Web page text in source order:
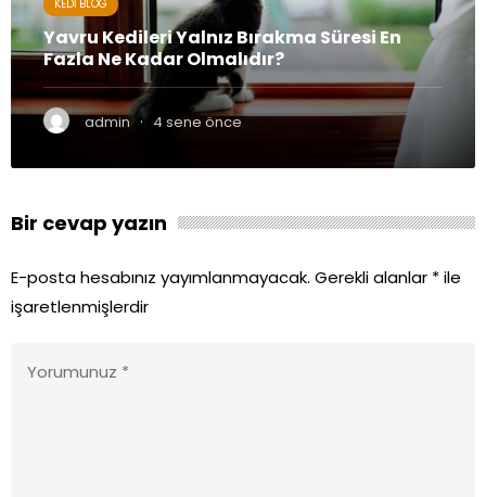
KEDI BLOG
Yavru Kedileri Yalnız Bırakma Süresi En
Fazla Ne Kadar Olmalıdır?
admin · 4 sene önce
Bir cevap yazın
E-posta hesabınız yayımlanmayacak. Gerekli alanlar *ile
işaretlenmişlerdir